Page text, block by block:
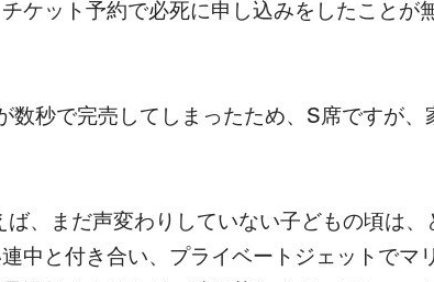
ケット予約で必死に申し込みをしたことが
数秒で完売してしまったため、S席ですが
、まだ声変わりしていない子どもの頃は
中と付き合い、プライベートジェットでマ